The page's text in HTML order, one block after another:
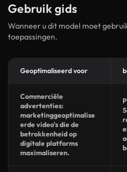
Gebruik gids
Wanneer u dit model moet
toepassingen.
Geoptimaliseerd voor
Commerciële
advertenties:
marketinggeoptimalise
erde video's die de
betrokkenheid op
digitale platforms
maximaliseren.